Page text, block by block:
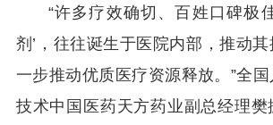
“许多疗效确切、百姓口碑极
剂’，往往诞生于医院内部，推动
一步推动优质医疗资源释放。”全
技术中国医药天方药业副总经理樊